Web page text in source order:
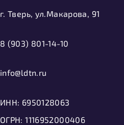
г. Тверь, ул.Макарова, 91
8 (903) 801-14-10
info@ldtn.ru
ИНН: 6950128063
ОГРН: 1116952000406